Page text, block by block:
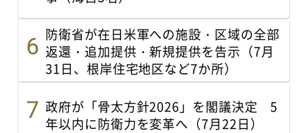
防衛省が在日米軍への施設・区域の全部
返還・追加提供・新規提供を告示（7月
31日、根岸住宅地区など7か所）
政府が「骨太方針2026」を閣議決定 5
年以内に防衛力を変革へ（7月22日）